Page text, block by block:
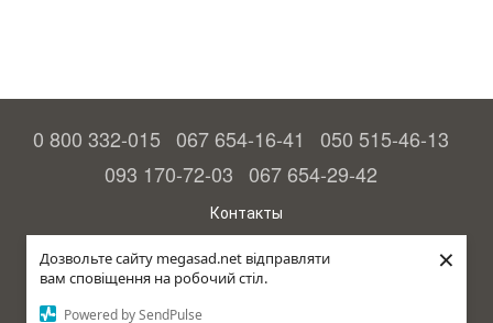
Дозвольте сайту megasad.net відправляти
вам сповіщення на робочий стіл.
Powered by SendPulse
×
0 800 332-015 067 654-16-41
050 515-46-13
093 170-72-03 067 654-29-42
Контакты
Полная версия сайта
© 2015—2026
Megasad - гарантия высокого урожая